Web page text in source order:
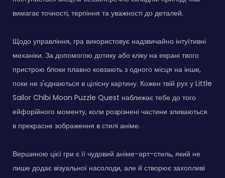
вимагає точності, терпіння та уважності до деталей.
Щодо управління, гра використовує надзвичайно інтуїтивні
механіки. За допомогою дотику або кліку на екрані твого
пристрою блоки плавно ковзають з одного місця на інше,
поки не з'єднаються в цілісну картину. Кожен твій рух у Little
Sailor Chibi Moon Puzzle Quest наближає тебе до того
ейфорійного моменту, коли розрізнені частини зливаються
в прекрасне зображення в стилі аніме.
Вершиною цієї гри є її чудовий аніме-арт-стиль, який не
лише додає візуальної насолоди, але й створює захопливі